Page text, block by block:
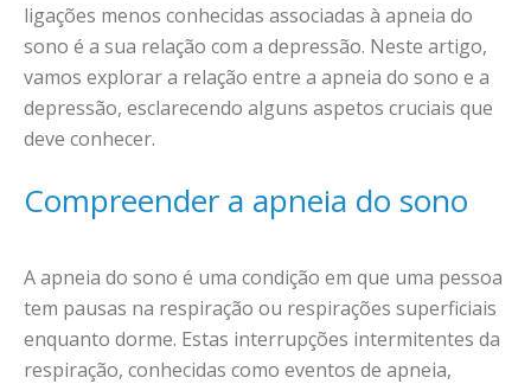
ligações menos conhecidas associadas à apneia do
sono é a sua relação com a depressão. Neste artigo,
vamos explorar a relação entre a apneia do sono e a
depressão, esclarecendo alguns aspetos cruciais que
deve conhecer.
Compreender a apneia do sono
A apneia do sono é uma condição em que uma pessoa
tem pausas na respiração ou respirações superficiais
enquanto dorme. Estas interrupções intermitentes da
respiração, conhecidas como eventos de apneia,